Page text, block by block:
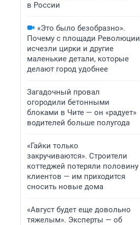
в России
«Это было безобразно».
Почему с площади Революции
исчезли цирки и другие
маленькие детали, которые
делают город удобнее
Загадочный провал
огородили бетонными
блоками в Чите — он «радует»
водителей больше полугода
«Гайки только
закручиваются». Строители
коттеджей потеряли половину
клиентов — им приходится
сносить новые дома
«Август будет еще довольно
тяжелым». Эксперты — об